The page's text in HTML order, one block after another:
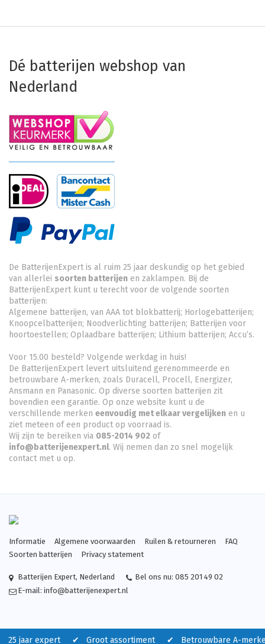
Dé batterijen webshop van
Nederland
De BatterijenExpert is al ruim 25 jaar deskundig op het gebied
van allerlei soorten batterijen en zaklampen. Bij de
BatterijenExpert kunt u terecht voor de volgende soorten
batterijen:
Algemene batterijen, van AAA tot blokbatterij; Horlogebatterijen;
Knoopcelbatterijen; Noodverlichting batterijen; Batterijen voor
hoortoestellen; Oplaadbare batterijen; Lithium batterijen; Accu’s.
Voor 15.00 besteld? Volgende werkdag in huis!
De BatterijenExpert levert uitsluitend gerenommeerde en
betrouwbare A-merken, zoals Duracell, Procell, Energizer,
Ansmann en Panasonic. Op diverse soorten batterijen zit
bovendien een garantie. Op onze website kunt u de
verschillende merken eenvoudig met elkaar vergelijken en u
ziet meteen of een product op voorraad is.
Wij zijn te bereiken via 085-2014 902 of
info@batterijenexpert.nl. Wij nemen dan zo snel mogelijk
contact met u op.
Informatie Algemene voorwaarden Ruilen & retourneren
FAQ
Soorten batterijen
Privacy statement
Batterijen Expert, Nederland Bel ons nu: 085 201 49 02
E-mail: info@batterijenexpert.nl
25 jaar expert ✔ Groot assortiment ✔ Betrouwbare A-